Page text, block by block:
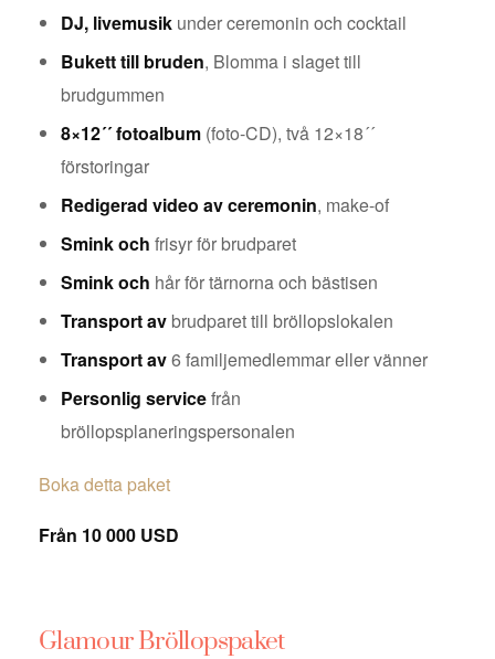
DJ, livemusik under ceremonin och cocktail
Bukett till bruden, Blomma i slaget till
brudgummen
8×12´´ fotoalbum (foto-CD), två 12×18´´
förstoringar
Redigerad video av ceremonin, make-of
Smink och frisyr för brudparet
Smink och hår för tärnorna och bästisen
Transport av brudparet till bröllopslokalen
Transport av6 familjemedlemmar eller vänner
Personlig servicefrån
bröllopsplaneringspersonalen
Boka detta paket
Från 10 000 USD
Glamour Bröllopspaket